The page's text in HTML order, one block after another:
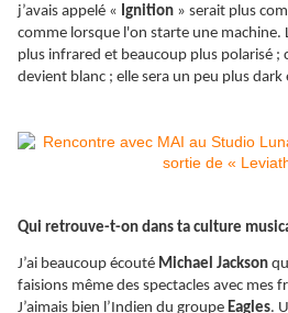
j’avais appelé « Ignition » serait plus
comme lorsque l'on starte une machine.
plus infrared et beaucoup plus polarisé ;
devient blanc ; elle sera un peu plus dark
Qui retrouve-t-on dans ta culture
J’ai beaucoup écouté Michael Jackson
faisions même des spectacles avec mes
J’aimais bien l’Indien du groupe Eagles.